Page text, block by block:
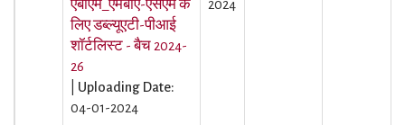
एबीएम_एमबीए-एसएम के
लिए डब्ल्यूएटी-पीआई
शॉर्टलिस्ट - बैच 2024-
26
Uploading Date:
04-01-2024
2024